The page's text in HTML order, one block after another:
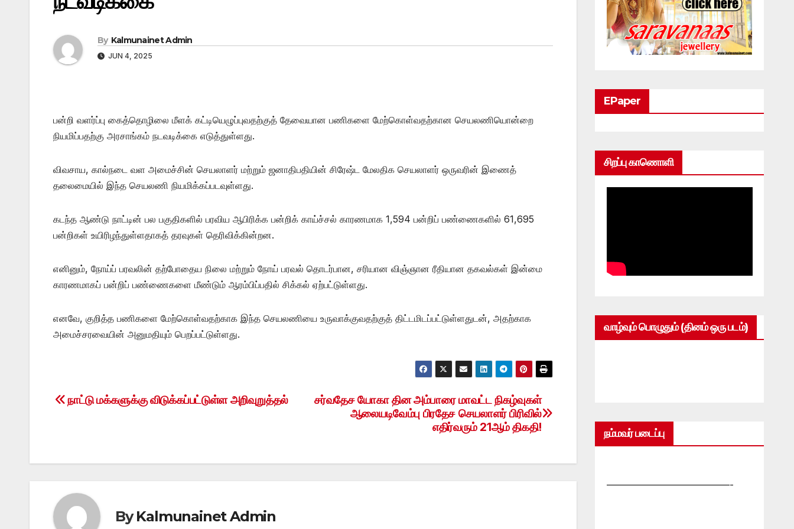
By Kalmunainet Admin
JUN 4, 2025
பன்றி வளர்ப்பு கைத்தொழிலை மீளக் கட்டியெழுப்புவதற்குத் தேவையான பணிகளை மேற்கொள்வதற்கான செயலணியொன்றை
நியமிப்பதற்கு அரசாங்கம் நடவடிக்கை எடுத்துள்ளது.
விவசாய, கால்நடை வள அமைச்சின் செயலாளர் மற்றும் ஜனாதிபதியின் சிரேஷ்ட மேலதிக செயலாளர் ஒருவரின் இணைத்
தலைமையில் இந்த செயலணி நியமிக்கப்படவுள்ளது.
கடந்த ஆண்டு நாட்டின் பல பகுதிகளில் பரவிய ஆபிரிக்க பன்றிக் காய்ச்சல் காரணமாக 1,594 பன்றிப் பண்ணைகளில் 61,695
பன்றிகள் உயிரிழந்துள்ளதாகத் தரவுகள் தெரிவிக்கின்றன.
எனினும், நோய்ப் பரவலின் தற்போதைய நிலை மற்றும் நோய் பரவல் தொடர்பான, சரியான விஞ்ஞான ரீதியான தகவல்கள் இன்மை
காரணமாகப் பன்றிப் பண்ணைகளை மீண்டும் ஆரம்பிப்பதில் சிக்கல் ஏற்பட்டுள்ளது.
எனவே, குறித்த பணிகளை மேற்கொள்வதற்காக இந்த செயலணியை உருவாக்குவதற்குத் திட்டமிடப்பட்டுள்ளதுடன், அதற்காக
அமைச்சரவையின் அனுமதியும் பெறப்பட்டுள்ளது.
Post
சர்வதேச யோகா தின அம்பாரை மாவட்ட நிகழ்வுகள்
ஆலையடிவேம்பு பிரதேச செயலாளர் பிரிவில்
எதிர்வரும் 21ஆம் திகதி!
நாட்டு மக்களுக்கு விடுக்கப்பட்டுள்ள அறிவுறுத்தல்
ByKalmunainet Admin
EPaper
சிறப்பு காணொளி
வாழ்வும் பொழுதும் (தினம் ஒரு படம்)
நம்மவர் படைப்பு
—————————————-